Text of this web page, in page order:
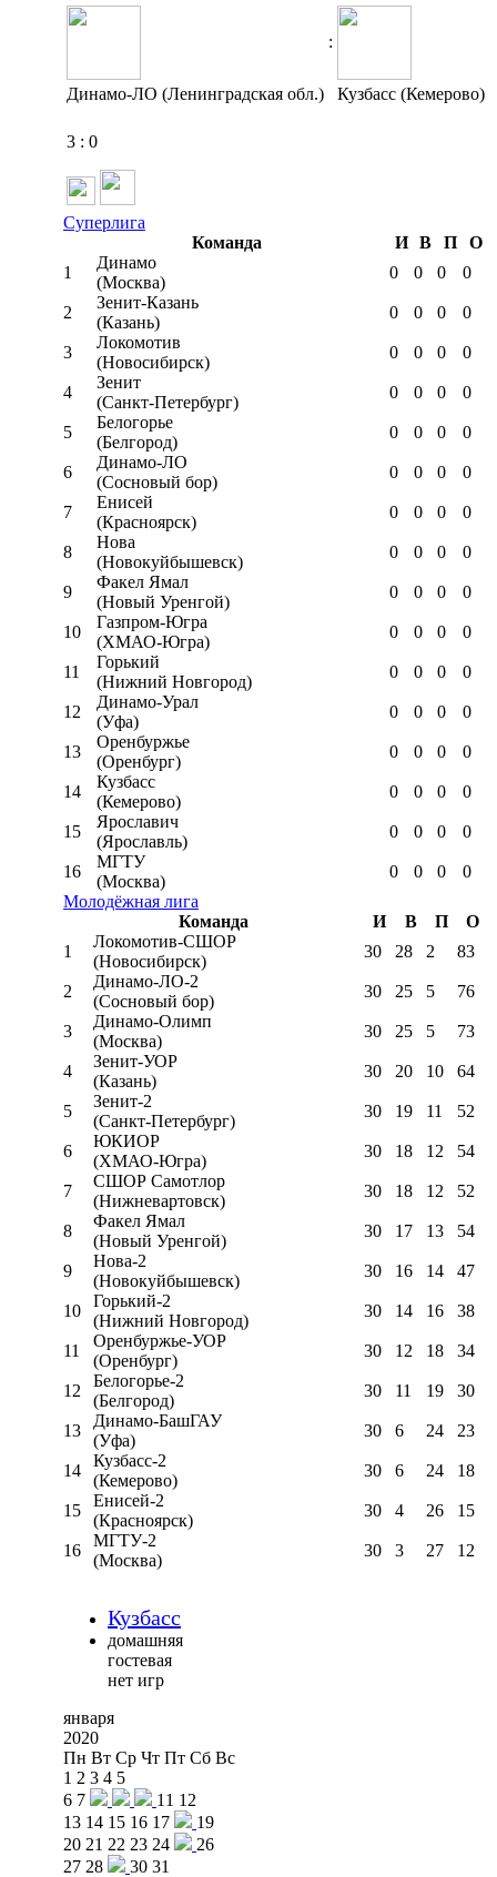
:
Динамо-ЛО (Ленинградская обл.) Кузбасс (Кемерово)
3 : 0
Суперлига
Команда
И В П
О
1
Динамо
(Москва)
0 0 0 0
2
Зенит-Казань
(Казань)
0 0 0 0
3
Локомотив
(Новосибирск)
0 0 0 0
4
Зенит
(Санкт-Петербург)
0 0 0 0
5
Белогорье
(Белгород)
0 0 0 0
6
Динамо-ЛО
(Сосновый бор)
0 0 0 0
7
Енисей
(Красноярск)
0 0 0 0
8
Нова
(Новокуйбышевск)
0 0 0 0
9
Факел Ямал
(Новый Уренгой)
0 0 0 0
10
Газпром-Югра
(ХМАО-Югра)
0 0 0 0
11
Горький
(Нижний Новгород)
0 0 0 0
12
Динамо-Урал
(Уфа)
0 0 0 0
13
Оренбуржье
(Оренбург)
0 0 0 0
14
Кузбасс
(Кемерово)
0 0 0 0
15
Ярославич
(Ярославль)
0 0 0 0
16
МГТУ
(Москва)
0 0 0
0
Молодёжная лига
Команда
И В П
О
1
Локомотив-CШОР
(Новосибирск)
30 28 2 83
2
Динамо-ЛО-2
(Сосновый бор)
30 25 5 76
3
Динамо-Олимп
(Москва)
30 25 5 73
4
Зенит-УОР
(Казань)
30 20 10 64
5
Зенит-2
(Санкт-Петербург)
30 19 11 52
6
ЮКИОР
(ХМАО-Югра)
30 18 12 54
7
СШОР Самотлор
(Нижневартовск)
30 18 12 52
8
Факел Ямал
(Новый Уренгой)
30 17 13 54
9
Нова-2
(Новокуйбышевск)
30 16 14 47
10
Горький-2
(Нижний Новгород)
30 14 16 38
11
Оренбуржье-УОР
(Оренбург)
30 12 18 34
12
Белогорье-2
(Белгород)
30 11 19 30
13
Динамо-БашГАУ
(Уфа)
30 6 24 23
14
Кузбасс-2
(Кемерово)
30 6 24 18
15
Енисей-2
(Красноярск)
30 4 26 15
16
МГТУ-2
(Москва)
30 3 27 12
Кузбасс
домашняя
гостевая
нет игр
января
2020
Пн Вт Ср Чт Пт Сб Вс
1 2 3 4 5
6 7 11 12
13 14 15 16 17
19
20 21 22 23 24
26
27 28 30 31